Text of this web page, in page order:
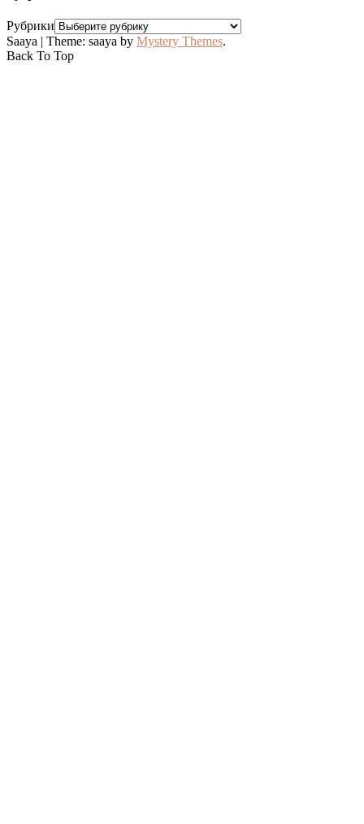
Рубрики
Saaya | Theme: saaya by Mystery Themes.
Back To Top